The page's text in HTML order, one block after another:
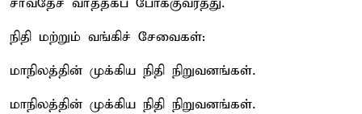
நிதி மற்றும் வங்கிச் சேவைகள்:
மாநிலத்தின் முக்கிய நிதி நிறுவனங்கள்.
மாநிலத்தின் முக்கிய நிதி நிறுவனங்கள்.